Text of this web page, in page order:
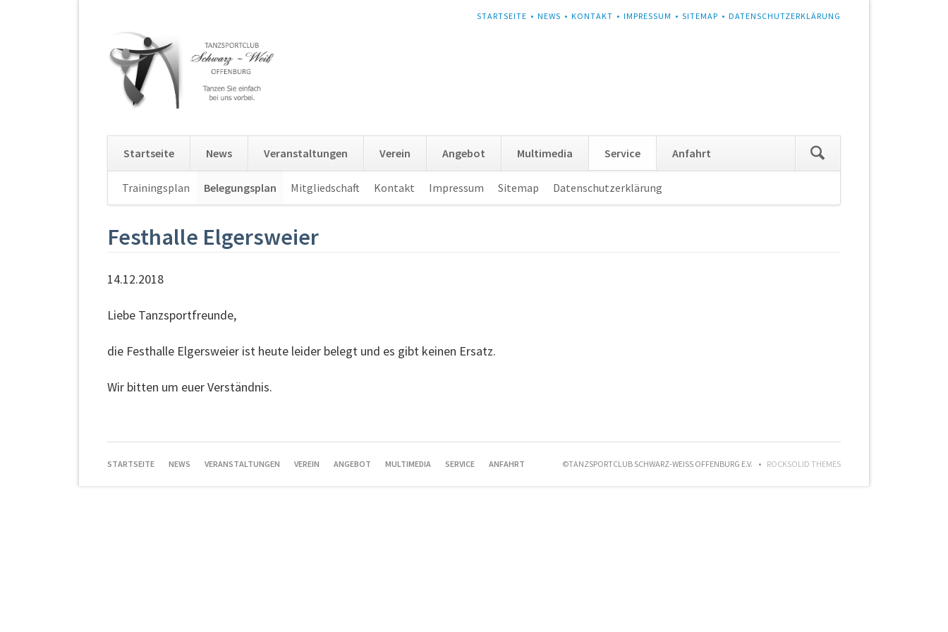
NAVIGATION
STARTSEITE NEWS KONTAKT IMPRESSUM SITEMAP DATENSCHUTZERKLÄRUNG
überspringen
Startseite News Veranstaltungen Verein Angebot Multimedia Service Anfahrt
überspringen
überspringen
Trainingsplan Belegungsplan Mitgliedschaft Kontakt Impressum Sitemap Datenschutzerklärung
Festhalle Elgersweier
14.12.2018
Liebe Tanzsportfreunde,
die Festhalle Elgersweier ist heute leider belegt und es gibt keinen Ersatz.
Wir bitten um euer Verständnis.
NAVIGATION
STARTSEITE NEWS VERANSTALTUNGEN VEREIN ANGEBOT MULTIMEDIA SERVICE ANFAHRT ©TANZSPORTCLUB SCHWARZ-WEISS OFFENBURG E.V. ROCKSOLID THEMES